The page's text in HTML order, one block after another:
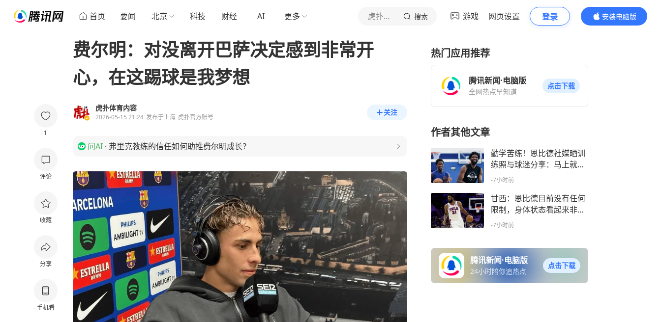
首页 要闻 北京 科技 财经 AI 更多 虎扑体育内容 搜索 游戏 网页设置 登录
安装电脑版
内容更精彩
1
评论
收藏
分享
手机看
费尔明：对没离开巴萨决定感到非常开
心，在这踢球是我梦想
虎扑体育内容
2026-05-15 21:24 发布于上海 虎扑官方账号
关注
问AI · 弗里克教练的信任如何助推费尔明成长？
热门应用推荐
腾讯新闻·电脑版
全网热点早知道
点击下载
作者其他文章
勤学苦练！恩比德社媒晒训
练照与球迷分享：马上就到
时候了
-7小时前
甘西：恩比德目前没有任何
限制，身体状态看起来非常
健康
-7小时前
腾讯新闻·电脑版
24小时陪你追热点
点击下载